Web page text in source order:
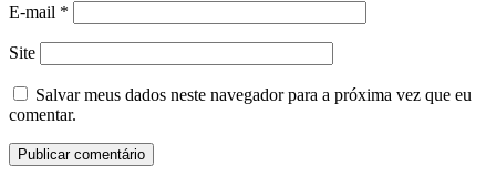
E-mail *
Site
Salvar meus dados neste navegador para a próxima vez que eu
comentar.